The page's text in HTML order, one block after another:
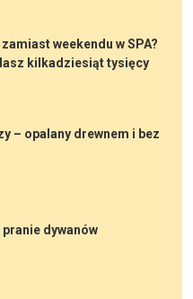
weekendu w SPA?
kilkadziesiąt tysięcy
– opalany drewnem i bez
dywanów